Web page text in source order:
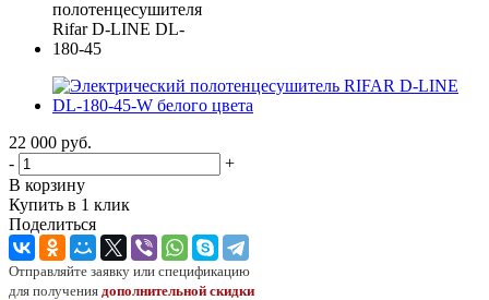
22 000 руб.
-
+
В корзину
Купить в 1 клик
Поделиться
Отправляйте заявку или спецификацию
для получения дополнительной скидки